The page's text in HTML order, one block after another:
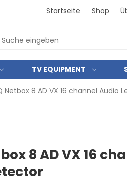
Startseite Shop
TV EQUIPMENT
Netbox 8 AD VX 16 channel Audio
8 AD VX 16